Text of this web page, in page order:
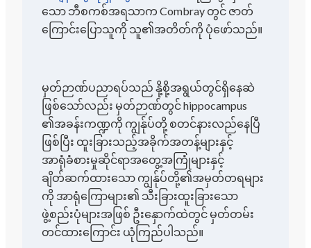
သော ဘီစကစ်အရသာက Combray တွင် ဇာတ်
ကြောင်းပြောသူကို သူ၏အတိတ်ကို ပုံဖော်သည်။
မှတ်ဉာဏ်ပညာရပ်သည် နို့စို့အရွယ်တွင်ရှိနေဆဲ
ဖြစ်သော်လည်း မှတ်ဉာဏ်တွင် hippocampus
၏အခန်းကဏ္ဍကို ကျွန်ုပ်တို့ စတင်နားလည်နေပြီ
ဖြစ်ပြီး ထူးခြားသည့်အခိုက်အတန့်များနှင့်
အာရုံခံစားမှုဆိုင်ရာအတွေ့အကြုံများနှင့်
ချိတ်ဆက်ထားသော ကျွန်ုပ်တို့၏အမှတ်တရများ
ကို အာရုံကြောများ၏ သီးခြားထူးခြားသော
ဖွဲ့စည်းပုံများအဖြစ် ဦးနှောက်ထဲတွင် မှတ်တမ်း
တင်ထားကြောင်း ယုံကြည်ပါသည်။